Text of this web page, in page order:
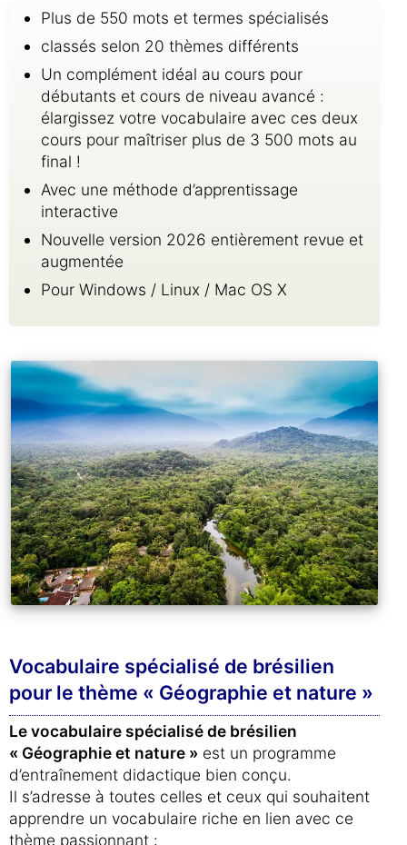
Plus de 550 mots et termes spécialisés
classés selon 20 thèmes différents
Un complément idéal au cours pour
débutants et cours de niveau avancé :
élargissez votre vocabulaire avec ces deux
cours pour maîtriser plus de 3 500 mots au
final !
Avec une méthode d’apprentissage
interactive
Nouvelle version 2026 entièrement revue et
augmentée
Pour Windows / Linux / Mac OS X
Vocabulaire spécialisé de brésilien
pour le thème « Géographie et nature »
Le vocabulaire spécialisé de brésilien
« Géographie et nature » est un programme
d’entraînement didactique bien conçu.
Il s’adresse à toutes celles et ceux qui souhaitent
apprendre un vocabulaire riche en lien avec ce
thème passionnant :